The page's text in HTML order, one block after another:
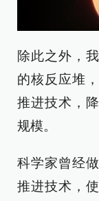
除此之外，
的核反应堆
推进技术，
规模。
科学家曾经
推进技术，